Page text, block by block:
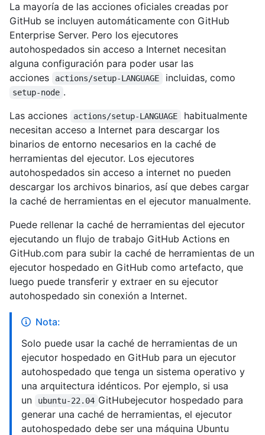
La mayoría de las acciones oficiales creadas por
GitHub se incluyen automáticamente con GitHub
Enterprise Server. Pero los ejecutores
autohospedados sin acceso a Internet necesitan
alguna configuración para poder usar las
acciones
actions/setup-LANGUAGE incluidas, como
setup-node .
Las acciones
actions/setup-LANGUAGE
habitualmente
necesitan acceso a Internet para descargar los
binarios de entorno necesarios en la caché de
herramientas del ejecutor. Los ejecutores
autohospedados sin acceso a internet no pueden
descargar los archivos binarios, así que debes cargar
la caché de herramientas en el ejecutor manualmente.
Puede rellenar la caché de herramientas del ejecutor
ejecutando un flujo de trabajo GitHub Actions en
GitHub.com para subir la caché de herramientas de un
ejecutor hospedado en GitHub como artefacto, que
luego puede transferir y extraer en su ejecutor
autohospedado sin conexión a Internet.
Nota:
Solo puede usar la caché de herramientas de un
ejecutor hospedado en GitHub para un ejecutor
autohospedado que tenga un sistema operativo y
una arquitectura idénticos. Por ejemplo, si usa
un
ubuntu-22.04 GitHubejecutor hospedado para
generar una caché de herramientas, el ejecutor
autohospedado debe ser una máquina Ubuntu